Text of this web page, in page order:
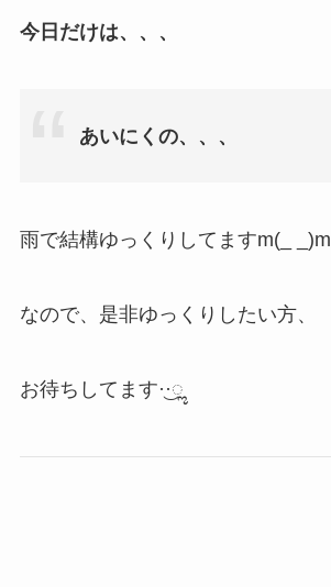
今日だけは、、、
あいにくの、、、
雨で結構ゆっくりしてますm(_ _)m
なので、是非ゆっくりしたい方、
お待ちしてます·͜·ೢ